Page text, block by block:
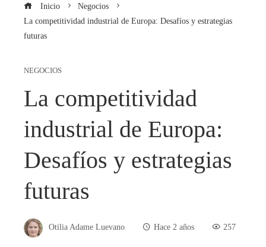
Inicio
Negocios
La competitividad industrial de Europa: Desafíos y estrategias
futuras
NEGOCIOS
La competitividad
industrial de Europa:
Desafíos y estrategias
futuras
Otilia Adame Luevano Hace 2 años 257